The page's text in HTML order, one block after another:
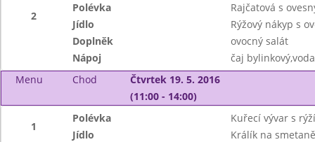
2
Polévka
Rajčatová s
Jídlo
Rýžový nákyp s
Doplněk
ovocný salát
Nápoj
čaj
Menu
Chod
Čtvrtek 19. 5. 2016
(11:00 - 14:00)
1
Polévka
Kuřecí vývar s rýží
Jídlo
Králík na smetaně